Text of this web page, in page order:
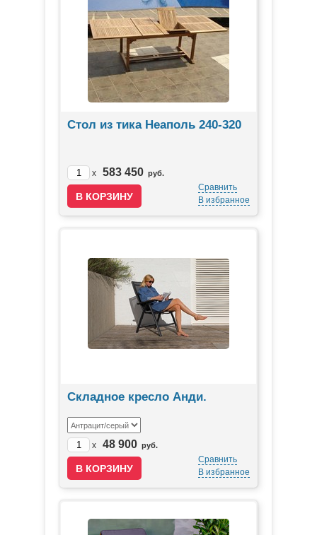
Стол из тика Неаполь 240-320
x 583 450 руб.
Сравнить
В избранное
Складное кресло Анди.
x 48 900 руб.
Сравнить
В избранное